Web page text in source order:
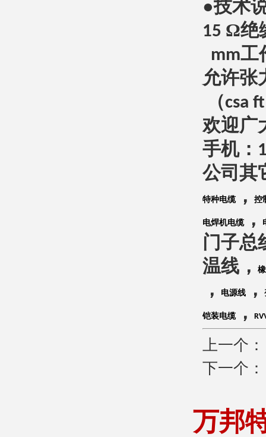
●技术
15 Ω绝
mm工
允许张
（csa
欢迎广
手机：
公司其
特种电缆， 控
电焊机电缆，
门子总
温线，
， 电源线 ，
铠装电缆，
上一个
下一个
万邦